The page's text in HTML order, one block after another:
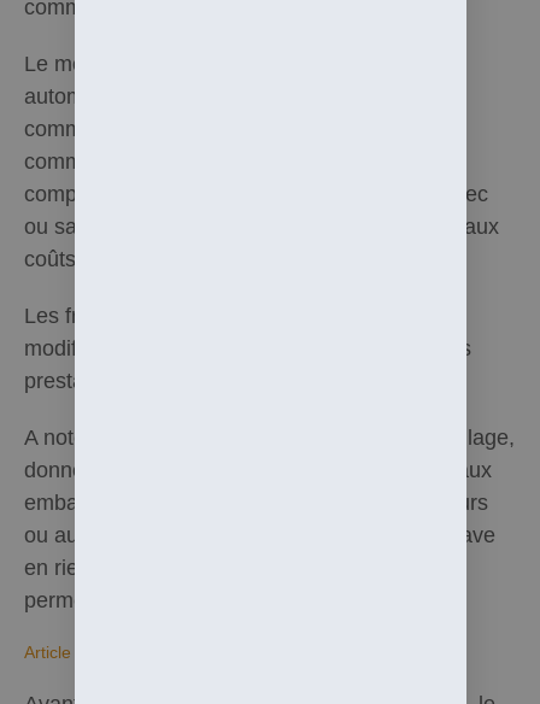
commande et le mode de livraison choisi.
Le montant des frais de livraison est calculé
automatiquement en fonction de chaque
commande; il figure sur le récapitulatif de la
commande, avant enregistrement définitif. Ils
comprennent le tarif du prestataire d’envoi (avec
ou sans assurance perte) et une participation aux
coûts liés au trajet vers le dépôt d’envoi.
Les frais d’expédition peuvent être sujet à
modification suivant les tarifs appliqués par les
prestataires de livraison.
A noter qu’Hel Essentielle, en matière d’emballage,
donne quand c’est possible une seconde vie aux
emballages utilisés par ses propres fournisseurs
ou autre matériel de récupération. Cela n’entrave
en rien la sécurité des produits envoyés mais
permet de réduire les coût d’envoi.
Article 4. Commande et modalités de paiement